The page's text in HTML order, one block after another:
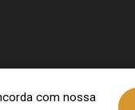
com nossa